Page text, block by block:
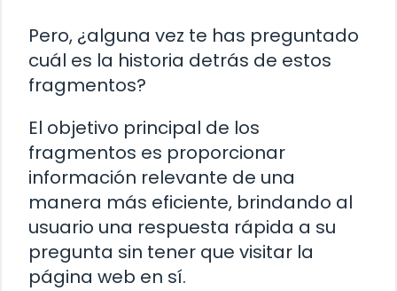
Pero, ¿alguna vez te has preguntado
cuál es la historia detrás de estos
fragmentos?
El objetivo principal de los
fragmentos es proporcionar
información relevante de una
manera más eficiente, brindando al
usuario una respuesta rápida a su
pregunta sin tener que visitar la
página web en sí.